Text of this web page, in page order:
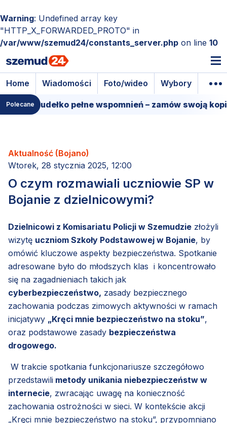
Warning: Undefined array key
"HTTP_X_FORWARDED_PROTO" in
/var/www/szemud24/constants_server.php on line 10
Home Wiadomości Foto/wideo Wybory
Polecanepudełko pełne wspomnień – zamów swoją kopię!
Aktualność (Bojano)
Wtorek, 28 stycznia 2025, 12:00
O czym rozmawiali uczniowie SP w
Bojanie z dzielnicowymi?
Dzielnicowi z Komisariatu Policji w Szemudzie złożyli
wizytę uczniom Szkoły Podstawowej w Bojanie, by
omówić kluczowe aspekty bezpieczeństwa. Spotkanie
adresowane było do młodszych klas i koncentrowało
się na zagadnieniach takich jak
cyberbezpieczeństwo, zasady bezpiecznego
zachowania podczas zimowych aktywności w ramach
inicjatywy „Kręci mnie bezpieczeństwo na stoku”,
oraz podstawowe zasady bezpieczeństwa
drogowego.
W trakcie spotkania funkcjonariusze szczegółowo
przedstawili metody unikania niebezpieczeństw w
internecie, zwracając uwagę na konieczność
zachowania ostrożności w sieci. W kontekście akcji
„Kręci mnie bezpieczeństwo na stoku”, przypomniano